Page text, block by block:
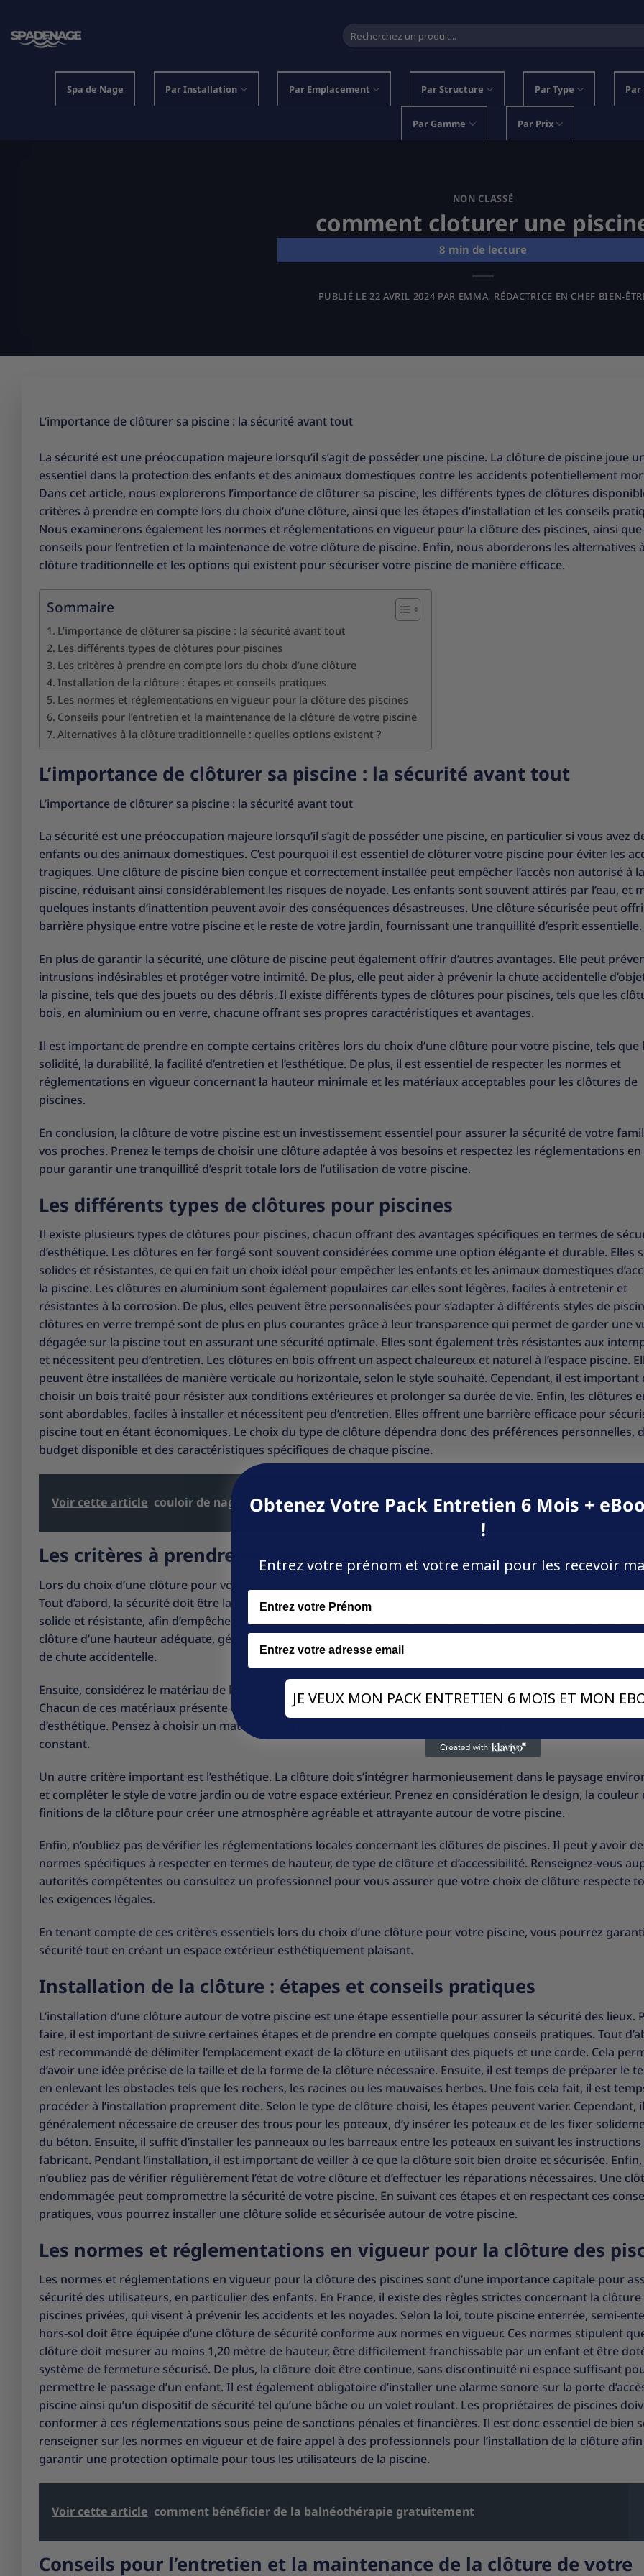
contenu
Recherche
pour :
Spa de Nage Par Installation Par Emplacement Par Structure Par Type Par
Par Gamme Par Prix
NON CLASSÉ
comment cloturer une
PUBLIÉ LE 22 AVRIL 2024 PAR EMMA, RÉDACTRICE EN CHEF BIEN-
L’importance de clôturer sa piscine : la sécurité avant tout
La sécurité est une préoccupation majeure lorsqu’il s’agit de posséder une piscine. La clôture de piscine joue
essentiel dans la protection des enfants et des animaux domestiques contre les accidents potentiellement
Dans cet article, nous explorerons l’importance de clôturer sa piscine, les différents types de clôtures
critères à prendre en compte lors du choix d’une clôture, ainsi que les étapes d’installation et les conseils
Nous examinerons également les normes et réglementations en vigueur pour la clôture des piscines, ainsi que
conseils pour l’entretien et la maintenance de votre clôture de piscine. Enfin, nous aborderons les alternatives
clôture traditionnelle et les options qui existent pour sécuriser votre piscine de manière efficace.
Sommaire
L’importance de clôturer sa piscine : la sécurité avant tout
Les différents types de clôtures pour piscines
Les critères à prendre en compte lors du choix d’une clôture
Installation de la clôture : étapes et conseils pratiques
Les normes et réglementations en vigueur pour la clôture des piscines
Conseils pour l’entretien et la maintenance de la clôture de votre piscine
Alternatives à la clôture traditionnelle : quelles options existent ?
L’importance de clôturer sa piscine : la sécurité avant tout
L’importance de clôturer sa piscine : la sécurité avant tout
La sécurité est une préoccupation majeure lorsqu’il s’agit de posséder une piscine, en particulier si vous avez
enfants ou des animaux domestiques. C’est pourquoi il est essentiel de clôturer votre piscine pour éviter les
tragiques. Une clôture de piscine bien conçue et correctement installée peut empêcher l’accès non autorisé à la
piscine, réduisant ainsi considérablement les risques de noyade. Les enfants sont souvent attirés par l’eau, et
quelques instants d’inattention peuvent avoir des conséquences désastreuses. Une clôture sécurisée peut
barrière physique entre votre piscine et le reste de votre jardin, fournissant une tranquillité d’esprit essentielle.
En plus de garantir la sécurité, une clôture de piscine peut également offrir d’autres avantages. Elle peut
intrusions indésirables et protéger votre intimité. De plus, elle peut aider à prévenir la chute accidentelle
la piscine, tels que des jouets ou des débris. Il existe différents types de clôtures pour piscines, tels que les
bois, en aluminium ou en verre, chacune offrant ses propres caractéristiques et avantages.
Il est important de prendre en compte certains critères lors du choix d’une clôture pour votre piscine, tels que
solidité, la durabilité, la facilité d’entretien et l’esthétique. De plus, il est essentiel de respecter les normes et
réglementations en vigueur concernant la hauteur minimale et les matériaux acceptables pour les clôtures de
piscines.
En conclusion, la clôture de votre piscine est un investissement essentiel pour assurer la sécurité de votre
vos proches. Prenez le temps de choisir une clôture adaptée à vos besoins et respectez les réglementations
pour garantir une tranquillité d’esprit totale lors de l’utilisation de votre piscine.
Les différents types de clôtures pour piscines
Il existe plusieurs types de clôtures pour piscines, chacun offrant des avantages spécifiques en termes de
d’esthétique. Les clôtures en fer forgé sont souvent considérées comme une option élégante et durable. Elles
solides et résistantes, ce qui en fait un choix idéal pour empêcher les enfants et les animaux domestiques
la piscine. Les clôtures en aluminium sont également populaires car elles sont légères, faciles à entretenir et
résistantes à la corrosion. De plus, elles peuvent être personnalisées pour s’adapter à différents styles de
clôtures en verre trempé sont de plus en plus courantes grâce à leur transparence qui permet de garder une
dégagée sur la piscine tout en assurant une sécurité optimale. Elles sont également très résistantes aux
et nécessitent peu d’entretien. Les clôtures en bois offrent un aspect chaleureux et naturel à l’espace piscine.
peuvent être installées de manière verticale ou horizontale, selon le style souhaité. Cependant, il est important
choisir un bois traité pour résister aux conditions extérieures et prolonger sa durée de vie. Enfin, les clôtures
sont abordables, faciles à installer et nécessitent peu d’entretien. Elles offrent une barrière efficace pour
piscine tout en étant économiques. Le choix du type de clôture dépendra donc des préférences personnelles,
budget disponible et des caractéristiques spécifiques de chaque piscine.
Voir cette article couloir de nage petit jardin
Les critères à prendre en compte lors du choix d’une clôture
Lors du choix d’une clôture pour votre piscine, il est essentiel de prendre en compte plusieurs critères
Tout d’abord, la sécurité doit être la principale préoccupation. Assurez-vous que la clôture que vous choisissez
solide et résistante, afin d’empêcher l’accès non autorisé à la piscine, en particulier pour les enfants. Optez
clôture d’une hauteur adéquate, généralement recommandée entre 1,20 mètre et 1,50 mètre, pour éviter tout
de chute accidentelle.
Ensuite, considérez le matériau de la clôture. Les options courantes comprennent l’aluminium, le bois et le PVC.
Chacun de ces matériaux présente des avantages et des inconvénients en termes de durabilité, d’entretien et
d’esthétique. Pensez à choisir un matériau qui résiste bien aux intempéries et qui ne nécessite pas un entretien
constant.
Un autre critère important est l’esthétique. La clôture doit s’intégrer harmonieusement dans le paysage
et compléter le style de votre jardin ou de votre espace extérieur. Prenez en considération le design, la couleur
finitions de la clôture pour créer une atmosphère agréable et attrayante autour de votre piscine.
Enfin, n’oubliez pas de vérifier les réglementations locales concernant les clôtures de piscines. Il peut y avoir
normes spécifiques à respecter en termes de hauteur, de type de clôture et d’accessibilité. Renseignez-vous
autorités compétentes ou consultez un professionnel pour vous assurer que votre choix de clôture respecte
les exigences légales.
En tenant compte de ces critères essentiels lors du choix d’une clôture pour votre piscine, vous pourrez
sécurité tout en créant un espace extérieur esthétiquement plaisant.
Installation de la clôture : étapes et conseils pratiques
L’installation d’une clôture autour de votre piscine est une étape essentielle pour assurer la sécurité des lieux.
faire, il est important de suivre certaines étapes et de prendre en compte quelques conseils pratiques. Tout
est recommandé de délimiter l’emplacement exact de la clôture en utilisant des piquets et une corde. Cela
d’avoir une idée précise de la taille et de la forme de la clôture nécessaire. Ensuite, il est temps de préparer le
en enlevant les obstacles tels que les rochers, les racines ou les mauvaises herbes. Une fois cela fait, il est
procéder à l’installation proprement dite. Selon le type de clôture choisi, les étapes peuvent varier. Cependant,
généralement nécessaire de creuser des trous pour les poteaux, d’y insérer les poteaux et de les fixer
du béton. Ensuite, il suffit d’installer les panneaux ou les barreaux entre les poteaux en suivant les instructions
fabricant. Pendant l’installation, il est important de veiller à ce que la clôture soit bien droite et sécurisée. Enfin,
n’oubliez pas de vérifier régulièrement l’état de votre clôture et d’effectuer les réparations nécessaires. Une
endommagée peut compromettre la sécurité de votre piscine. En suivant ces étapes et en respectant ces
pratiques, vous pourrez installer une clôture solide et sécurisée autour de votre piscine.
Les normes et réglementations en vigueur pour la clôture des
Les normes et réglementations en vigueur pour la clôture des piscines sont d’une importance capitale pour
sécurité des utilisateurs, en particulier des enfants. En France, il existe des règles strictes concernant la clôture
piscines privées, qui visent à prévenir les accidents et les noyades. Selon la loi, toute piscine enterrée, semi-
hors-sol doit être équipée d’une clôture de sécurité conforme aux normes en vigueur. Ces normes stipulent
clôture doit mesurer au moins 1,20 mètre de hauteur, être difficilement franchissable par un enfant et être
système de fermeture sécurisé. De plus, la clôture doit être continue, sans discontinuité ni espace suffisant
permettre le passage d’un enfant. Il est également obligatoire d’installer une alarme sonore sur la porte
piscine ainsi qu’un dispositif de sécurité tel qu’une bâche ou un volet roulant. Les propriétaires de piscines
conformer à ces réglementations sous peine de sanctions pénales et financières. Il est donc essentiel de bien
renseigner sur les normes en vigueur et de faire appel à des professionnels pour l’installation de la clôture
garantir une protection optimale pour tous les utilisateurs de la piscine.
Voir cette article comment bénéficier de la balnéothérapie gratuitement
Conseils pour l’entretien et la maintenance de la clôture de votre
Obtenez Votre Pack Entretien 6 Mois +
!
Entrez votre prénom et votre email pour les recevoir
Name
Email
JE VEUX MON PACK ENTRETIEN 6 MOIS ET MON